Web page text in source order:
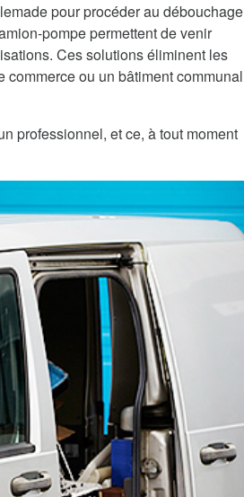
pour procéder au débouchage
pompe permettent de venir
Ces solutions éliminent les
ou un bâtiment communal
professionnel, et ce, à tout moment